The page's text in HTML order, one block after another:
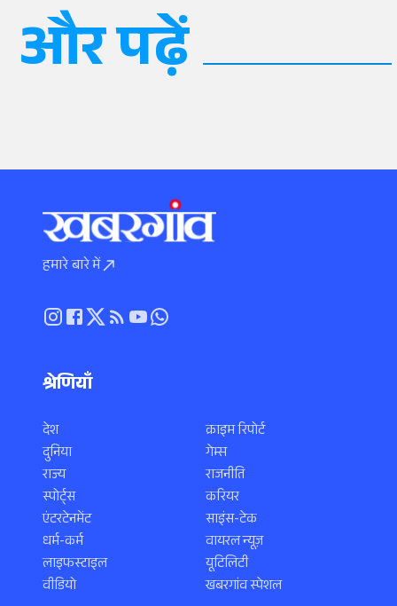
और पढ़ें
हमारे बारे में
श्रेणियाँ
देश
दुनिया
राज्य
स्पोर्ट्स
एंटरटेनमेंट
धर्म-कर्म
लाइफस्टाइल
वीडियो
क्राइम रिपोर्ट
गेम्स
राजनीति
करियर
साइंस-टेक
वायरल न्यूज़
यूटिलिटी
खबरगांव स्पेशल